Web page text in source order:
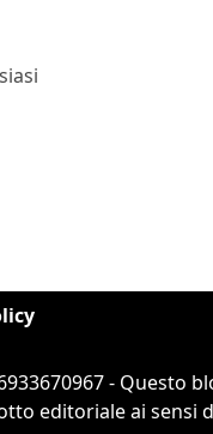
- Questo
editoriale ai sensi